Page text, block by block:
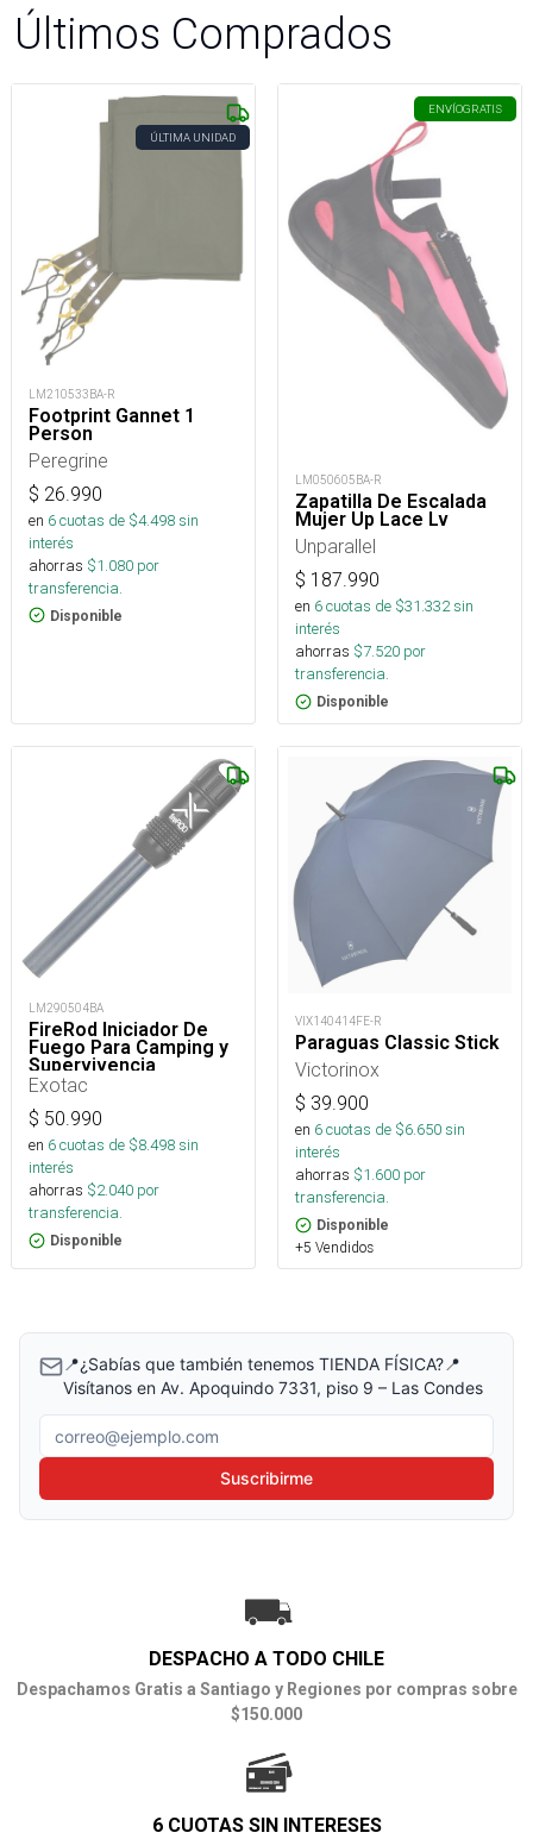
Últimos Comprados
ÚLTIMA UNIDAD
LM210533BA-R
Footprint Gannet 1
Person
Peregrine
$ 26.990
en 6cuotas de $4.498sin
interés
ahorras $1.080 por
transferencia.
Disponible
ENVÍOGRATIS
LM050605BA-R
Zapatilla De Escalada
Mujer Up Lace Lv
Unparallel
$ 187.990
en 6cuotas de $31.332sin
interés
ahorras $7.520 por
transferencia.
Disponible
LM290504BA
FireRod Iniciador De
Fuego Para Camping y
Supervivencia
Exotac
$ 50.990
en 6cuotas de $8.498sin
interés
ahorras $2.040 por
transferencia.
Disponible
VIX140414FE-R
Paraguas Classic Stick
Victorinox
$ 39.900
en 6cuotas de $6.650sin
interés
ahorras $1.600 por
transferencia.
Disponible
+5 Vendidos
📍¿Sabías que también tenemos TIENDA FÍSICA?📍
Visítanos en Av. Apoquindo 7331, piso 9 – Las Condes
Correo electrónico
Suscribirme
DESPACHO A TODO CHILE
Despachamos Gratis a Santiago y Regiones por compras sobre
$150.000
6 CUOTAS SIN INTERESES